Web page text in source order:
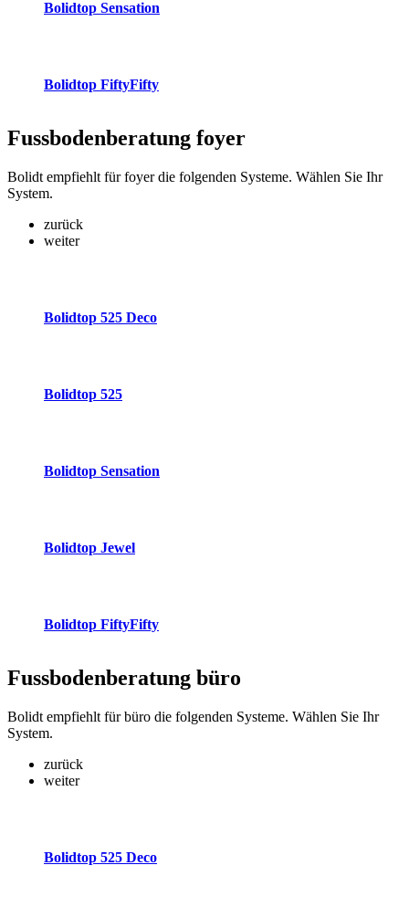
Bolidtop Sensation
Bolidtop FiftyFifty
Fussbodenberatung foyer
Bolidt empfiehlt für foyer die folgenden Systeme. Wählen Sie Ihr
System.
zurück
weiter
Bolidtop 525 Deco
Bolidtop 525
Bolidtop Sensation
Bolidtop Jewel
Bolidtop FiftyFifty
Fussbodenberatung büro
Bolidt empfiehlt für büro die folgenden Systeme. Wählen Sie Ihr
System.
zurück
weiter
Bolidtop 525 Deco